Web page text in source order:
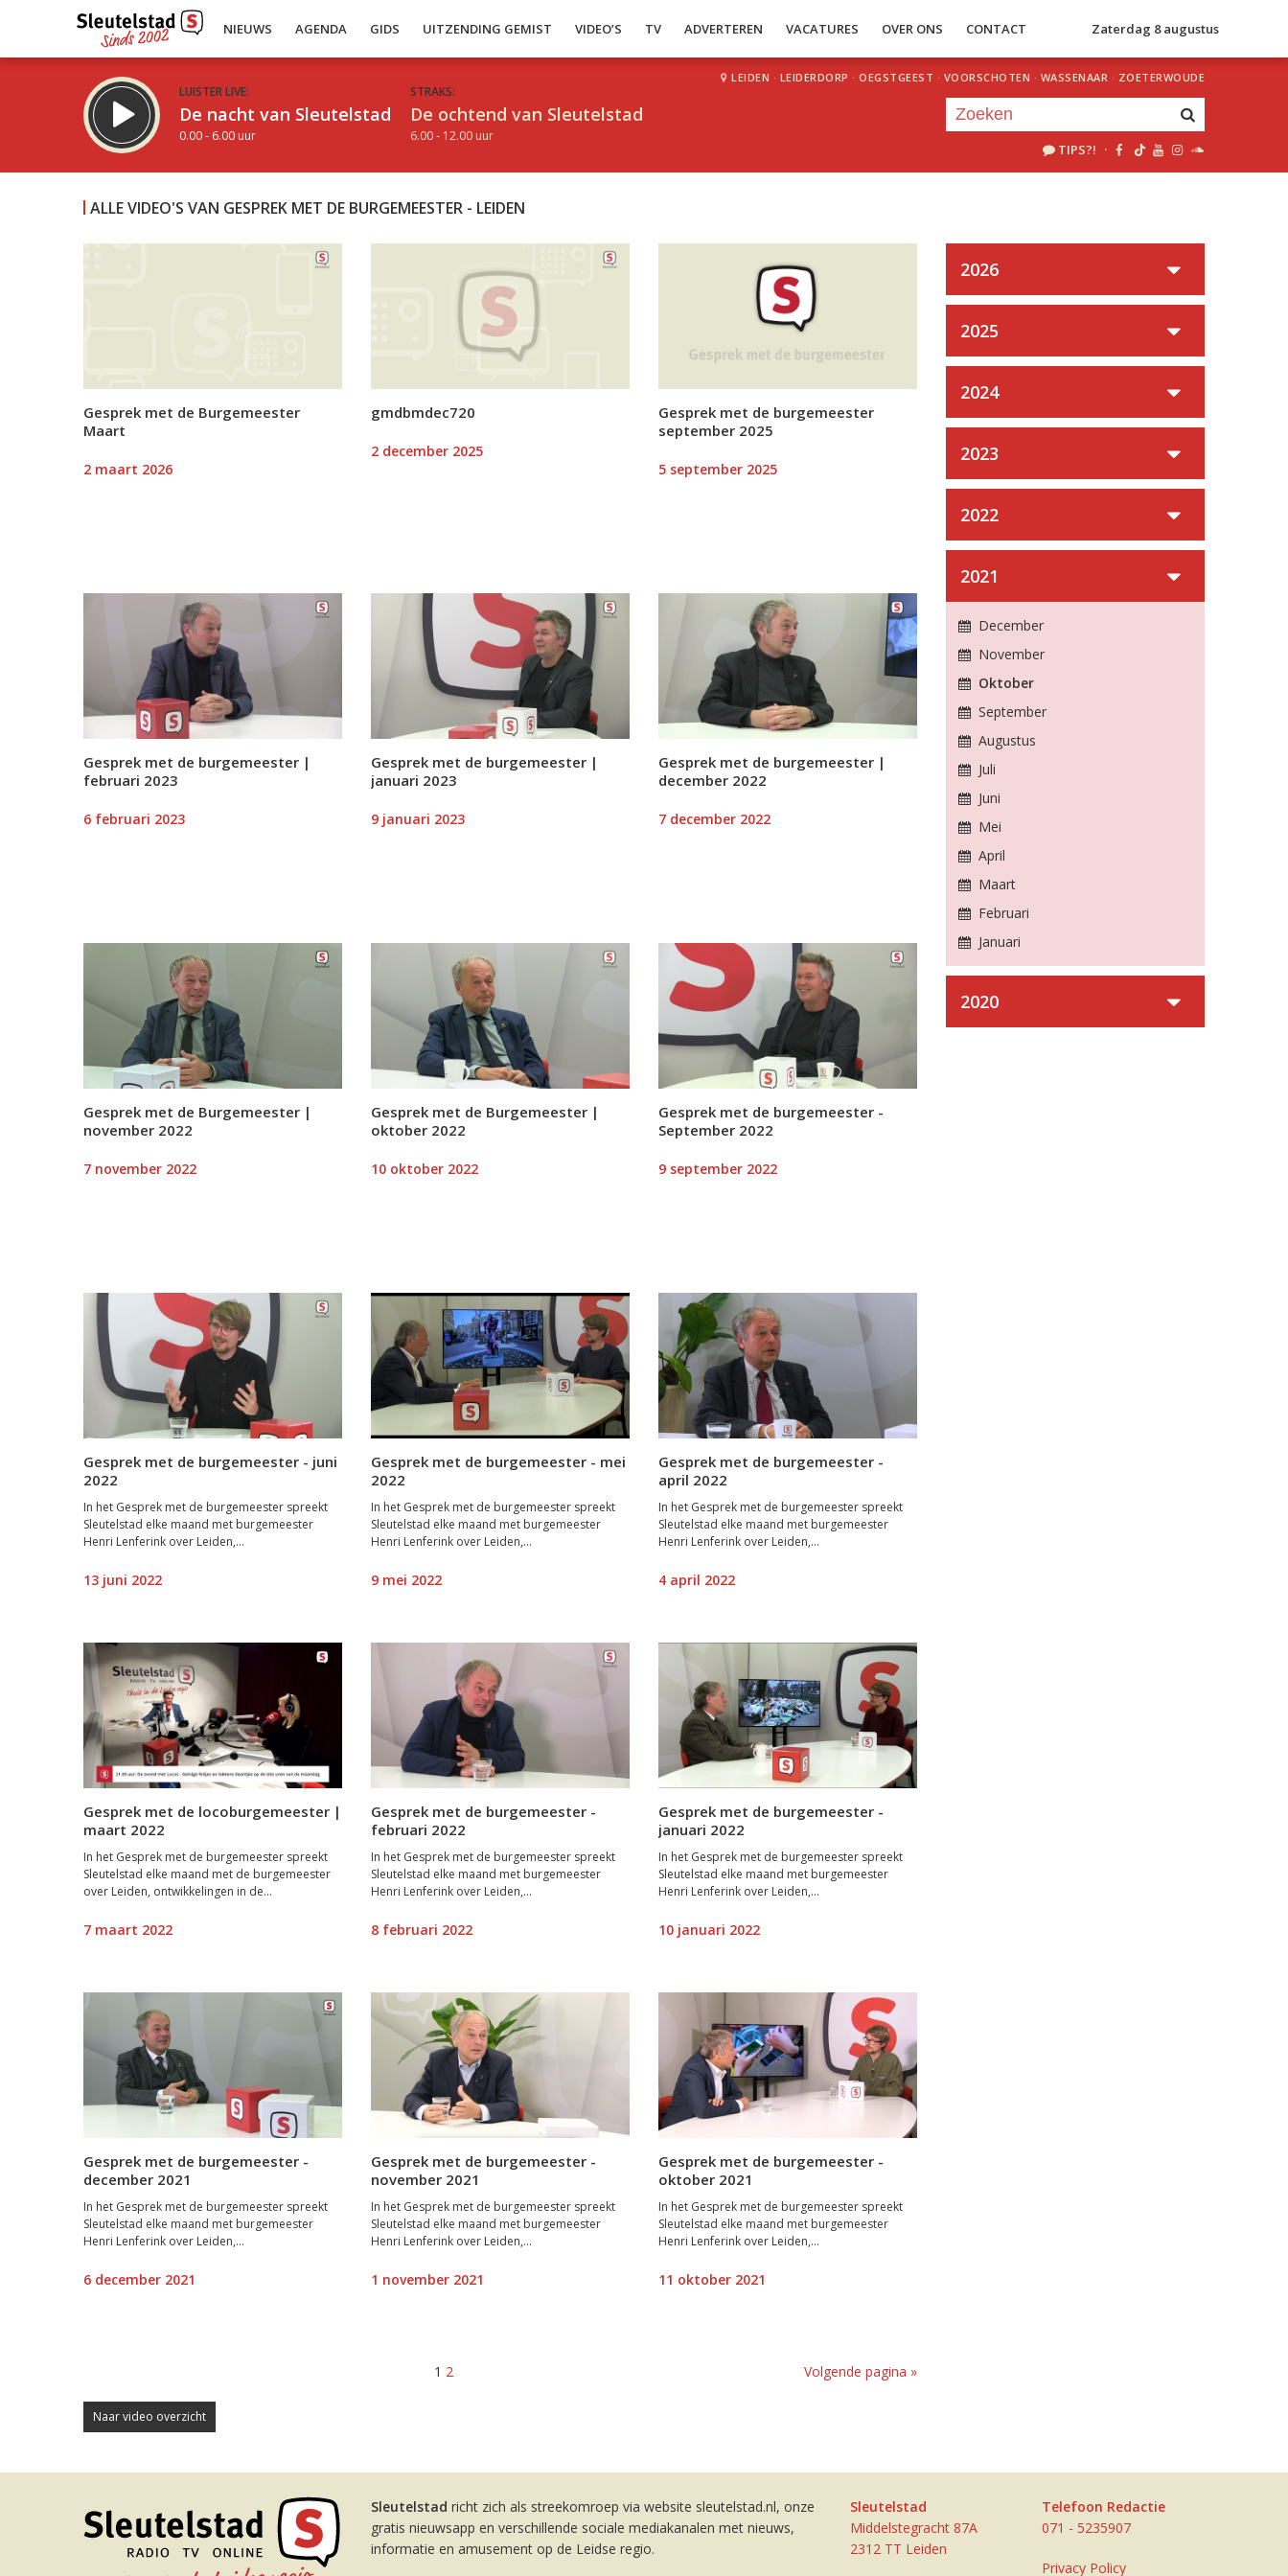
NIEUWS AGENDA GIDS UITZENDING GEMIST VIDEO’S TV ADVERTEREN VACATURES OVER ONS CONTACT Zaterdag 8 augustus
LUISTER LIVE:
De nacht van Sleutelstad
0.00 - 6.00 uur
STRAKS:
De ochtend van Sleutelstad
6.00 - 12.00 uur
LEIDEN · LEIDERDORP · OEGSTGEEST · VOORSCHOTEN · WASSENAAR · ZOETERWOUDE
TIPS?! ·
ALLE VIDEO'S VAN GESPREK MET DE BURGEMEESTER - LEIDEN
Gesprek met de Burgemeester
Maart
2 maart 2026
gmdbmdec720
2 december 2025
Gesprek met de burgemeester
september 2025
5 september 2025
Gesprek met de burgemeester |
februari 2023
6 februari 2023
Gesprek met de burgemeester |
januari 2023
9 januari 2023
Gesprek met de burgemeester |
december 2022
7 december 2022
Gesprek met de Burgemeester |
november 2022
7 november 2022
Gesprek met de Burgemeester |
oktober 2022
10 oktober 2022
Gesprek met de burgemeester -
September 2022
9 september 2022
Gesprek met de burgemeester - juni
2022
In het Gesprek met de burgemeester spreekt
Sleutelstad elke maand met burgemeester
Henri Lenferink over Leiden,...
13 juni 2022
Gesprek met de burgemeester - mei
2022
In het Gesprek met de burgemeester spreekt
Sleutelstad elke maand met burgemeester
Henri Lenferink over Leiden,...
9 mei 2022
Gesprek met de burgemeester -
april 2022
In het Gesprek met de burgemeester spreekt
Sleutelstad elke maand met burgemeester
Henri Lenferink over Leiden,...
4 april 2022
Gesprek met de locoburgemeester |
maart 2022
In het Gesprek met de burgemeester spreekt
Sleutelstad elke maand met de burgemeester
over Leiden, ontwikkelingen in de...
7 maart 2022
Gesprek met de burgemeester -
februari 2022
In het Gesprek met de burgemeester spreekt
Sleutelstad elke maand met burgemeester
Henri Lenferink over Leiden,...
8 februari 2022
Gesprek met de burgemeester -
januari 2022
In het Gesprek met de burgemeester spreekt
Sleutelstad elke maand met burgemeester
Henri Lenferink over Leiden,...
10 januari 2022
Gesprek met de burgemeester -
december 2021
In het Gesprek met de burgemeester spreekt
Sleutelstad elke maand met burgemeester
Henri Lenferink over Leiden,...
6 december 2021
Gesprek met de burgemeester -
november 2021
In het Gesprek met de burgemeester spreekt
Sleutelstad elke maand met burgemeester
Henri Lenferink over Leiden,...
1 november 2021
Gesprek met de burgemeester -
oktober 2021
In het Gesprek met de burgemeester spreekt
Sleutelstad elke maand met burgemeester
Henri Lenferink over Leiden,...
11 oktober 2021
1 2 Volgende pagina »
Naar video overzicht
2026
2025
2024
2023
2022
2021
December
November
Oktober
September
Augustus
Juli
Juni
Mei
April
Maart
Februari
Januari
2020
Sleutelstad richt zich als streekomroep via website sleutelstad.nl, onze
gratis nieuwsapp en verschillende sociale mediakanalen met nieuws,
informatie en amusement op de Leidse regio.
Sleutelstad
Middelstegracht 87A
2312 TT Leiden
Telefoon Redactie
071 - 5235907
Privacy Policy